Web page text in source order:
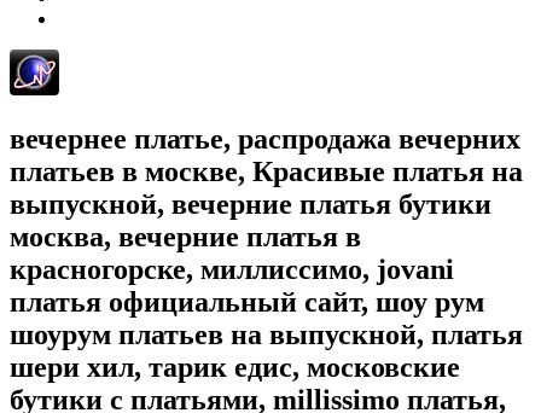
вечернее платье, распродажа вечерних
платьев в москве, Красивые платья на
выпускной, вечерние платья бутики
москва, вечерние платья в
красногорске, миллиссимо, jovani
платья официальный сайт, шоу рум
шоурум платьев на выпускной, платья
шери хил, тарик едис, московские
бутики с платьями, millissimo платья,